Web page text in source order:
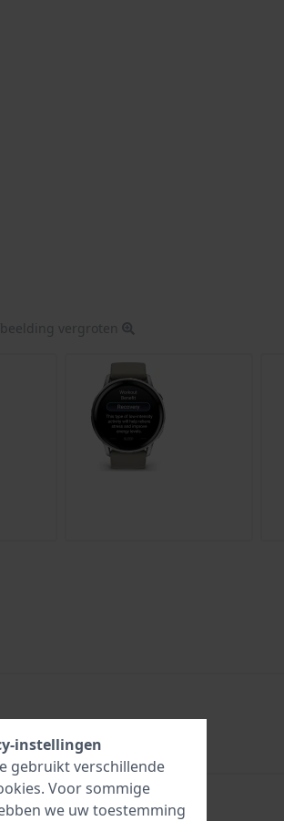
vergroten
instellingen
gebruikt verschillende
. Voor sommige
we uw toestemming